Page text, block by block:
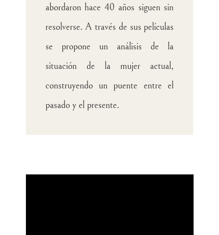
abordaron hace 40 años siguen sin
resolverse.​ A través de sus películas
se propone un análisis de la
situación de la mujer actual,
construyendo un puente entre el
pasado y el presente.